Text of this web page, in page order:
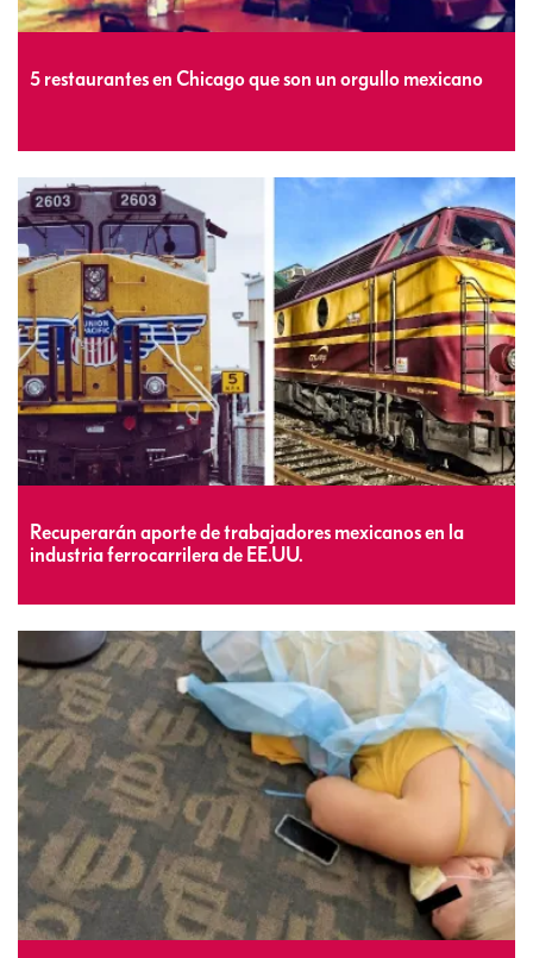
5 restaurantes en Chicago que son un orgullo mexicano
Recuperarán aporte de trabajadores mexicanos en la
industria ferrocarrilera de EE.UU.